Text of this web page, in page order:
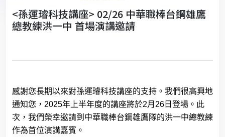
<孫運璿科技講座> 02/26 中華職棒台鋼雄鷹
總教練洪一中 首場演講邀請
感謝您長期以來對孫運璿科技講座的支持。我們很高興地
通知您， 2025年上半年度的講座將於2月 26 日登場。此
次，我們榮幸邀請到中華職棒台鋼雄鷹隊的洪一中總教練
作為首位演講嘉賓。